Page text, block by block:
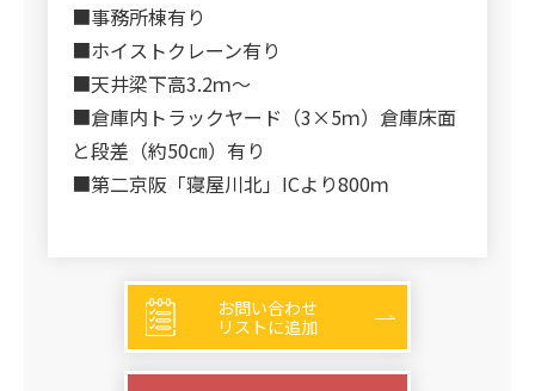
■事務所棟有り
■ホイストクレーン有り
■天井梁下高3.2ｍ～
■倉庫内トラックヤード（3×5ｍ）倉庫床面
と段差（約50㎝）有り
■第二京阪「寝屋川北」ICより800ｍ
お問い合わせ
リストに追加